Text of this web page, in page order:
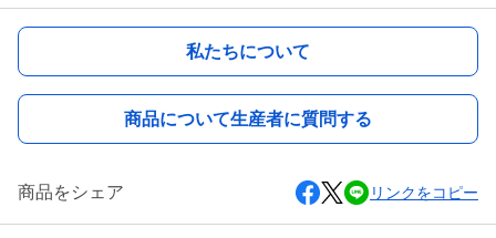
私たちについて
商品について生産者に質問する
商品をシェア リンクをコピー